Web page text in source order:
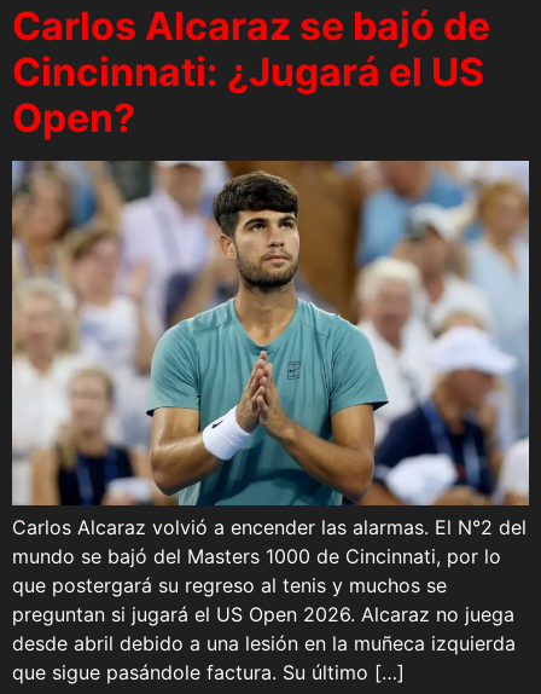
Carlos Alcaraz se bajó de
Cincinnati: ¿Jugará el US
Open?
Carlos Alcaraz volvió a encender las alarmas. El N°2 del
mundo se bajó del Masters 1000 de Cincinnati, por lo
que postergará su regreso al tenis y muchos se
preguntan si jugará el US Open 2026. Alcaraz no juega
desde abril debido a una lesión en la muñeca izquierda
que sigue pasándole factura. Su último […]